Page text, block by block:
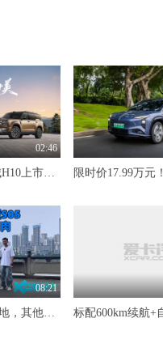
02:46
10全10美一家亲 长城H10上市限时20.18万元起
08:21
不光天枢领航方案落地，其他升级也是拳拳到肉 试驾全新深蓝S05